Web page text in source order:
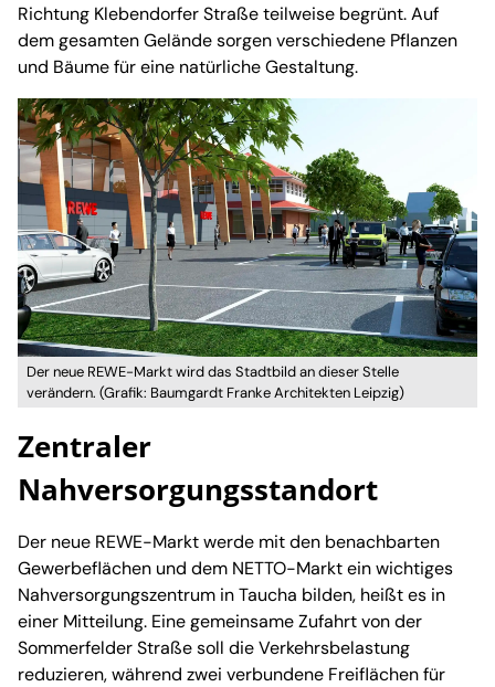
Richtung Klebendorfer Straße teilweise begrünt. Auf
dem gesamten Gelände sorgen verschiedene Pflanzen
und Bäume für eine natürliche Gestaltung.
Der neue REWE-Markt wird das Stadtbild an dieser Stelle
verändern. (Grafik: Baumgardt Franke Architekten Leipzig)
Zentraler
Nahversorgungsstandort
Der neue REWE-Markt werde mit den benachbarten
Gewerbeflächen und dem NETTO-Markt ein wichtiges
Nahversorgungszentrum in Taucha bilden, heißt es in
einer Mitteilung. Eine gemeinsame Zufahrt von der
Sommerfelder Straße soll die Verkehrsbelastung
reduzieren, während zwei verbundene Freiflächen für